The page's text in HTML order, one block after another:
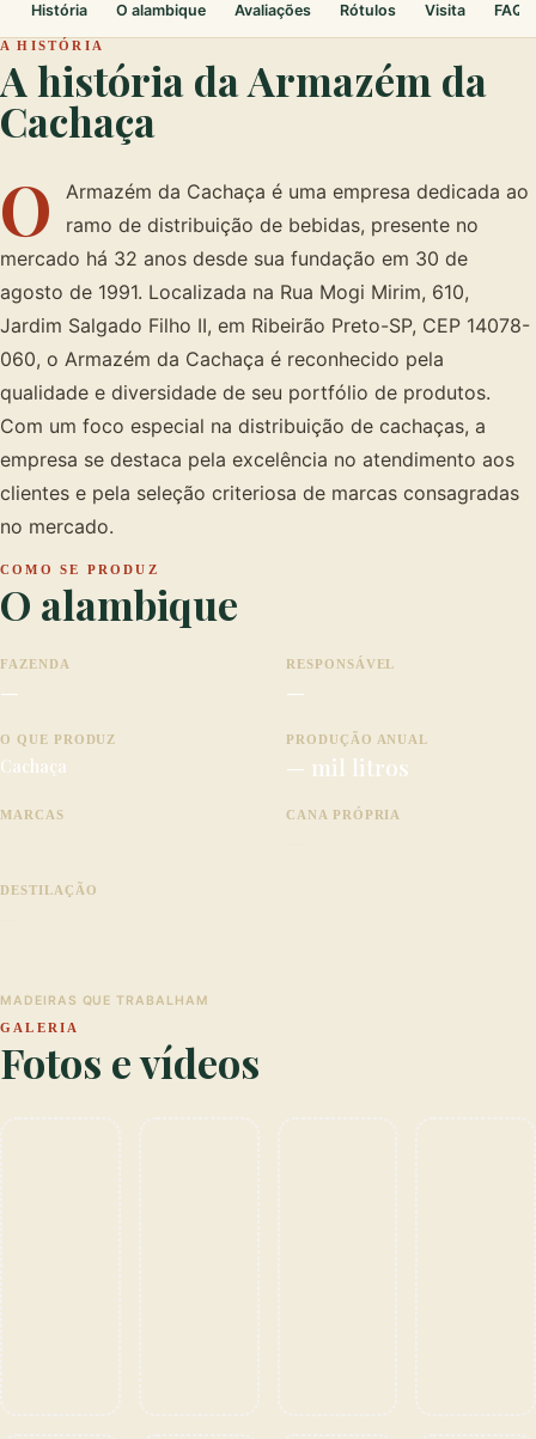
História O alambique Avaliações Rótulos Visita FAQ
A HISTÓRIA
A história da Armazém da
Cachaça
O
Armazém da Cachaça é uma empresa dedicada ao
ramo de distribuição de bebidas, presente no
mercado há 32 anos desde sua fundação em 30 de
agosto de 1991. Localizada na Rua Mogi Mirim, 610,
Jardim Salgado Filho II, em Ribeirão Preto-SP, CEP 14078-
060, o Armazém da Cachaça é reconhecido pela
qualidade e diversidade de seu portfólio de produtos.
Com um foco especial na distribuição de cachaças, a
empresa se destaca pela excelência no atendimento aos
clientes e pela seleção criteriosa de marcas consagradas
no mercado.
COMO SE PRODUZ
O alambique
FAZENDA
—
RESPONSÁVEL
—
O QUE PRODUZ
Cachaça
PRODUÇÃO ANUAL
— mil litros
MARCAS CANA PRÓPRIA
DESTILAÇÃO
MADEIRAS QUE TRABALHAM
GALERIA
Fotos e vídeos